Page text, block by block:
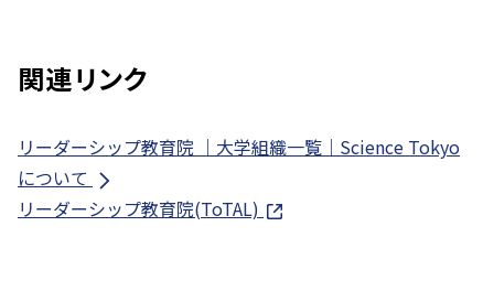
関連リンク
リーダーシップ教育院 ｜大学組織一覧｜Science Tokyo
について
リーダーシップ教育院(ToTAL)